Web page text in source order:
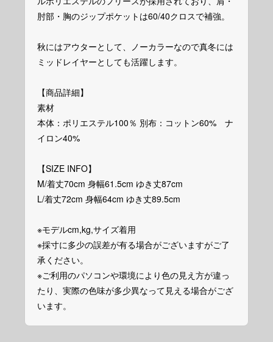
肘部・胸のジップポケットは60/40クロスで補強。
秋にはアウターとして、ノーカラーなので真冬には
ミッドレイヤーとしても活躍します。
【商品詳細】
素材
本体：ポリエステル100％ 別布：コットン60% ナ
イロン40%
【SIZE INFO】
M/着丈70cm 身幅61.5cm ゆき丈87cm
L/着丈72cm 身幅64cm ゆき丈89.5cm
※モデルcm,kg,サイズ着用
※採寸に多少の誤差が有る場合がございますがご了
承ください。
※ご利用のパソコンや環境により色の見え方が違っ
たり、実際の色味が多少異なって見える場合がござ
います。